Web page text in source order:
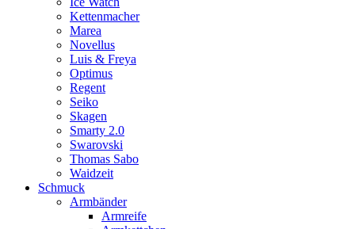
Kettenmacher
Marea
Novellus
Luis & Freya
Optimus
Regent
Seiko
Skagen
Smarty 2.0
Swarovski
Thomas Sabo
Waidzeit
Schmuck
Armbänder
Armreife